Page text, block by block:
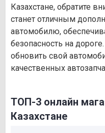
Казахстане, обратите
станет отличным
автомобилю,
безопасность на
обновить свой
качественных
ТОП-3 онлайн
Казахстане